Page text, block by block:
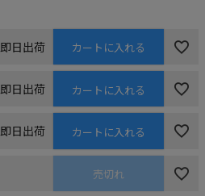
即日出荷 カートに入れる
即日出荷 カートに入れる
即日出荷 カートに入れる
売切れ